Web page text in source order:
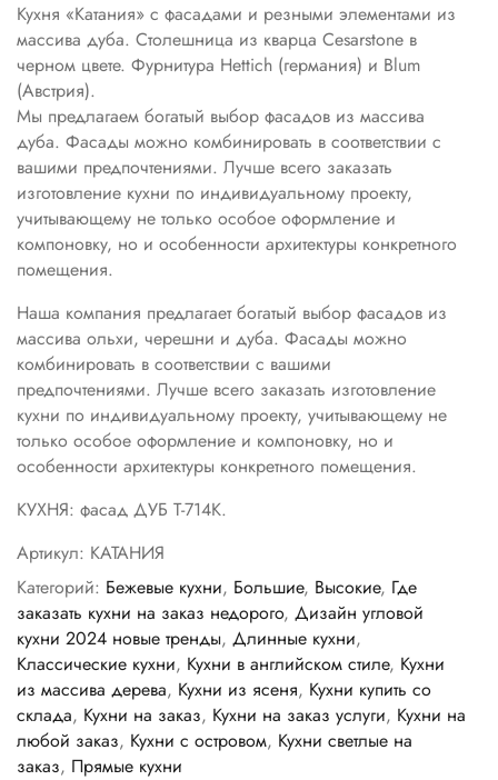
Кухня «Катания» с фасадами и резными элементами из
массива дуба. Столешница из кварца Cesarstone в
черном цвете. Фурнитура Hettich (германия) и Blum
(Австрия).
Мы предлагаем богатый выбор фасадов из массива
дуба. Фасады можно комбинировать в соответствии с
вашими предпочтениями. Лучше всего заказать
изготовление кухни по индивидуальному проекту,
учитывающему не только особое оформление и
компоновку, но и особенности архитектуры конкретного
помещения.
Наша компания предлагает богатый выбор фасадов из
массива ольхи, черешни и дуба. Фасады можно
комбинировать в соответствии с вашими
предпочтениями. Лучше всего заказать изготовление
кухни по индивидуальному проекту, учитывающему не
только особое оформление и компоновку, но и
особенности архитектуры конкретного помещения.
КУХНЯ: фасад ДУБ Т-714K.
Артикул: КАТАНИЯ
Категорий: Бежевые кухни, Большие, Высокие, Где
заказать кухни на заказ недорого, Дизайн угловой
кухни 2024 новые тренды, Длинные кухни,
Классические кухни, Кухни в английском стиле, Кухни
из массива дерева, Кухни из ясеня, Кухни купить со
склада, Кухни на заказ, Кухни на заказ услуги, Кухни на
любой заказ, Кухни с островом, Кухни светлые на
заказ, Прямые кухни